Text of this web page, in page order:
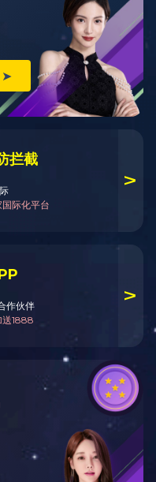
公司成立十
热烈祝贺
热烈祝贺